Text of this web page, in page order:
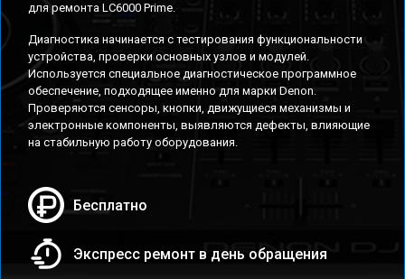
для ремонта LC6000 Prime.
Диагностика начинается с тестирования функциональности
устройства, проверки основных узлов и модулей.
Используется специальное диагностическое программное
обеспечение, подходящее именно для марки Denon.
Проверяются сенсоры, кнопки, движущиеся механизмы и
электронные компоненты, выявляются дефекты, влияющие
на стабильную работу оборудования.
Бесплатно
Экспресс ремонт в день обращения